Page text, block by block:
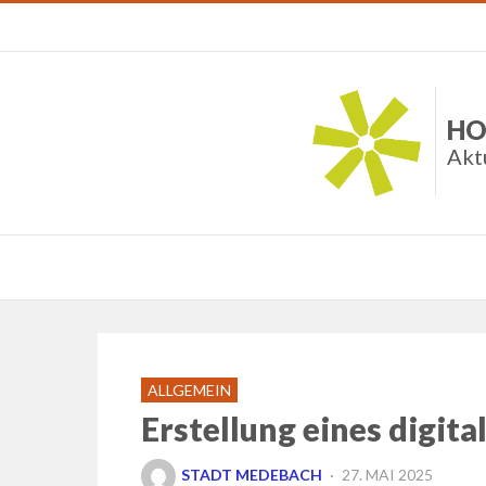
ALLGEMEIN
Erstellung eines
STADT MEDEBACH POSTED
27. MAI 2025